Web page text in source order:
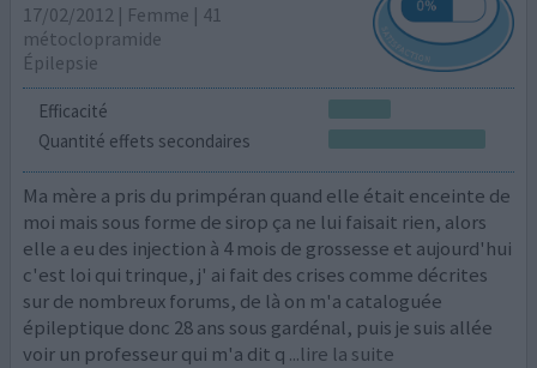
17/02/2012 | Femme | 41
métoclopramide
Épilepsie
Efficacité
Quantité effets secondaires
Ma mère a pris du primpéran quand elle était enceinte de
moi mais sous forme de sirop ça ne lui faisait rien, alors
elle a eu des injection à 4 mois de grossesse et aujourd'hui
c'est loi qui trinque, j' ai fait des crises comme décrites
sur de nombreux forums, de là on m'a cataloguée
épileptique donc 28 ans sous gardénal, puis je suis allée
voir un professeur qui m'a dit q ...lire la suite